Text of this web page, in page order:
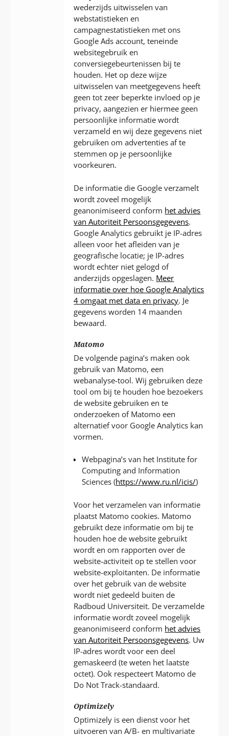
wederzijds uitwisselen van
webstatistieken en
campagnestatistieken met ons
Google Ads account, teneinde
websitegebruik en
conversiegebeurtenissen bij te
houden. Het op deze wijze
uitwisselen van meetgegevens heeft
geen tot zeer beperkte invloed op je
privacy, aangezien er hiermee geen
persoonlijke informatie wordt
verzameld en wij deze gegevens niet
gebruiken om advertenties af te
stemmen op je persoonlijke
voorkeuren.
De informatie die Google verzamelt
wordt zoveel mogelijk
geanonimiseerd conform het advies
van Autoriteit Persoonsgegevens.
Google Analytics gebruikt je IP-adres
alleen voor het afleiden van je
geografische locatie; je IP-adres
wordt echter niet gelogd of
anderzijds opgeslagen. Meer
informatie over hoe Google Analytics
4 omgaat met data en privacy. Je
gegevens worden 14 maanden
bewaard.
Matomo
De volgende pagina’s maken ook
gebruik van Matomo, een
webanalyse-tool. Wij gebruiken deze
tool om bij te houden hoe bezoekers
de website gebruiken en te
onderzoeken of Matomo een
alternatief voor Google Analytics kan
vormen.
Webpagina’s van het Institute for
Computing and Information
Sciences (https://www.ru.nl/icis/)
Voor het verzamelen van informatie
plaatst Matomo cookies. Matomo
gebruikt deze informatie om bij te
houden hoe de website gebruikt
wordt en om rapporten over de
website-activiteit op te stellen voor
website-exploitanten. De informatie
over het gebruik van de website
wordt niet gedeeld buiten de
Radboud Universiteit. De verzamelde
informatie wordt zoveel mogelijk
geanonimiseerd conform het advies
van Autoriteit Persoonsgegevens. Uw
IP-adres wordt voor een deel
gemaskeerd (te weten het laatste
octet). Ook respecteert Matomo de
Do Not Track-standaard.
Optimizely
Optimizely is een dienst voor het
uitvoeren van A/B- en multivariate